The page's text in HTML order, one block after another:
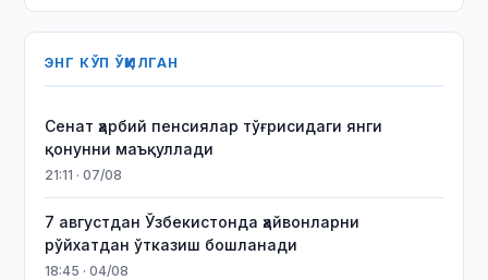
ЭНГ КЎП ЎҚИЛГАН
Сенат ҳарбий пенсиялар тўғрисидаги янги
қонунни маъқуллади
21:11 · 07/08
7 августдан Ўзбекистонда ҳайвонларни
рўйхатдан ўтказиш бошланади
18:45 · 04/08